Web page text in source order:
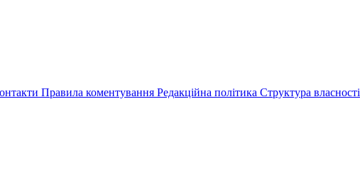
Правила коментування Редакційна політика Структура власності